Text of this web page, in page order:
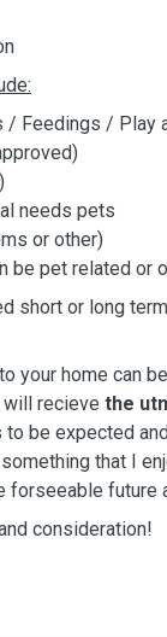
/ Feedings / Play
needs pets
or other)
be pet related or
short or long
your home can
will recieve the
to be expected
that I
forseeable future
consideration!